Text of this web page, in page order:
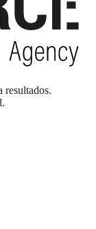
resultados.